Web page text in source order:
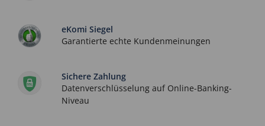
eKomi Siegel
Garantierte echte Kundenmeinungen
Sichere Zahlung
Datenverschlüsselung auf Online-Banking-
Niveau